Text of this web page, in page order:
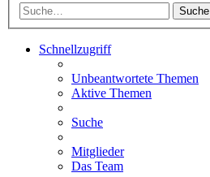
Suche
Schnellzugriff
Unbeantwortete Themen
Aktive Themen
Suche
Mitglieder
Das Team